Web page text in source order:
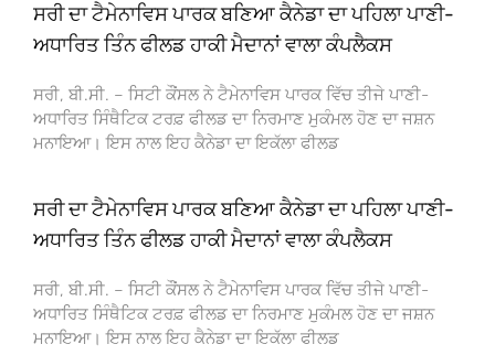
ਸਰੀ ਦਾ ਟੈਮੇਨਾਵਿਸ ਪਾਰਕ ਬਣਿਆ ਕੈਨੇਡਾ ਦਾ ਪਹਿਲਾ ਪਾਣੀ-
ਅਧਾਰਿਤ ਤਿੰਨ ਫੀਲਡ ਹਾਕੀ ਮੈਦਾਨਾਂ ਵਾਲਾ ਕੰਪਲੈਕਸ
ਸਰੀ, ਬੀ.ਸੀ. – ਸਿਟੀ ਕੌਂਸਲ ਨੇ ਟੈਮੇਨਾਵਿਸ ਪਾਰਕ ਵਿੱਚ ਤੀਜੇ ਪਾਣੀ-
ਅਧਾਰਿਤ ਸਿੰਥੈਟਿਕ ਟਰਫ਼ ਫੀਲਡ ਦਾ ਨਿਰਮਾਣ ਮੁਕੰਮਲ ਹੋਣ ਦਾ ਜਸ਼ਨ
ਮਨਾਇਆ। ਇਸ ਨਾਲ ਇਹ ਕੈਨੇਡਾ ਦਾ ਇਕੱਲਾ ਫੀਲਡ
ਸਰੀ ਦਾ ਟੈਮੇਨਾਵਿਸ ਪਾਰਕ ਬਣਿਆ ਕੈਨੇਡਾ ਦਾ ਪਹਿਲਾ ਪਾਣੀ-
ਅਧਾਰਿਤ ਤਿੰਨ ਫੀਲਡ ਹਾਕੀ ਮੈਦਾਨਾਂ ਵਾਲਾ ਕੰਪਲੈਕਸ
ਸਰੀ, ਬੀ.ਸੀ. – ਸਿਟੀ ਕੌਂਸਲ ਨੇ ਟੈਮੇਨਾਵਿਸ ਪਾਰਕ ਵਿੱਚ ਤੀਜੇ ਪਾਣੀ-
ਅਧਾਰਿਤ ਸਿੰਥੈਟਿਕ ਟਰਫ਼ ਫੀਲਡ ਦਾ ਨਿਰਮਾਣ ਮੁਕੰਮਲ ਹੋਣ ਦਾ ਜਸ਼ਨ
ਮਨਾਇਆ। ਇਸ ਨਾਲ ਇਹ ਕੈਨੇਡਾ ਦਾ ਇਕੱਲਾ ਫੀਲਡ